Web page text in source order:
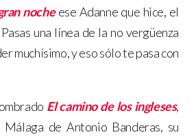
nocheese Adanne que hice, el
una línea de la no vergüenza
muchísimo, y eso sólo te pasa con
El camino de los ingleses,
de Antonio Banderas, su